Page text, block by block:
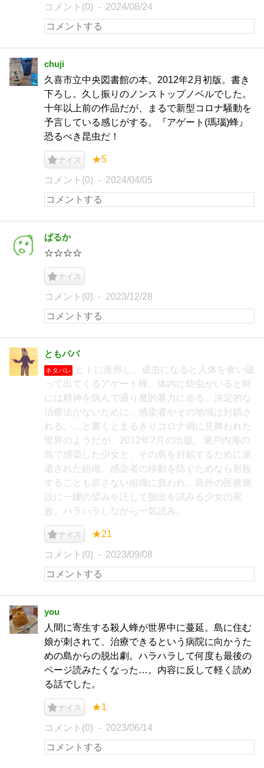
コメント(0) 2024/08/24
chuji
久喜市立中央図書館の本。2012年2月初版。書き
下ろし。久し振りのノンストップノベルでした。
十年以上前の作品だが、まるで新型コロナ騒動を
予言している感じがする。『アゲート(瑪瑙)蜂』
恐るべき昆虫だ！
ナイス ★5
コメント(0) 2024/04/05
ぱるか
☆☆☆☆
ナイス
コメント(0) 2023/12/28
ともパパ
ネタバレ
ヒトに産卵し、成虫になると人体を食い破
って出てくるアゲート蜂。体内に幼虫がいると時
には精神を病んで通り魔的暴力に走る。決定的な
治療法がないために、感染者やその地域は封鎖さ
れる。…と書くとまるきりコロナ禍に見舞われた
世界のようだが、2012年2月の出版。瀬戸内海の
島で感染した少女と、その島を封鎖するために派
遣された組織。感染者の移動を防ぐためなら射殺
することも辞さない組織に負われ、島外の医療施
設に一縷の望みを託して脱出を試みる少女の家
族。ハラハラしながら一気読み。
ナイス ★21
コメント(0) 2023/09/08
you
人間に寄生する殺人蜂が世界中に蔓延。島に住む
娘が刺されて、治療できるという病院に向かうた
めの島からの脱出劇。ハラハラして何度も最後の
ページ読みたくなった…。内容に反して軽く読め
る話でした。
ナイス ★1
コメント(0) 2023/06/14